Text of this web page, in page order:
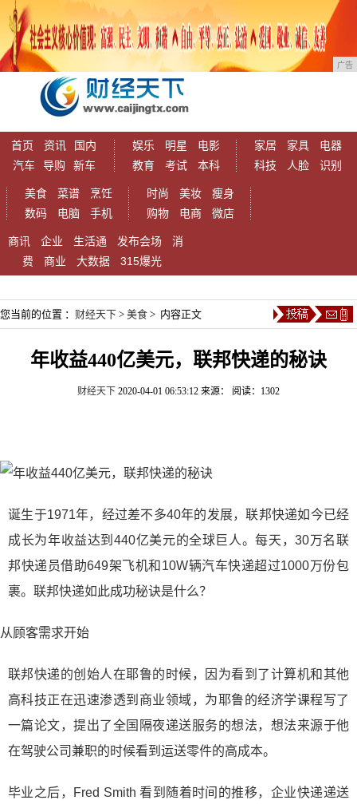
广告
首页 资讯
国内
汽车
导购 新车
娱乐 明星
电影
教育
考试 本科
家居 家具
电器
科技
人脸 识别
美食 菜谱
烹饪
数码
电脑 手机
时尚 美妆
瘦身
购物
电商 微店
商讯 企业 生活通 发布会场
消
费
商业 大数据 315爆光
您当前的位置 ： 财经天下 > 美食 > 内容正文
年收益440亿美元，联邦快递的秘诀
财经天下 2020-04-01 06:53:12 来源： 阅读：1302
诞生于1971年，经过差不多40年的发展，联邦快递如今已经
成长为年收益达到440亿美元的全球巨人。每天，30万名联
邦快递员借助649架飞机和10W辆汽车快递超过1000万份包
裹。联邦快递如此成功秘诀是什么？
从顾客需求开始
联邦快递的创始人在耶鲁的时候，因为看到了计算机和其他
高科技正在迅速渗透到商业领域，为耶鲁的经济学课程写了
一篇论文，提出了全国隔夜递送服务的想法，想法来源于他
在驾驶公司兼职的时候看到运送零件的高成本。
毕业之后，Fred Smith 看到随着时间的推移，企业快递递送